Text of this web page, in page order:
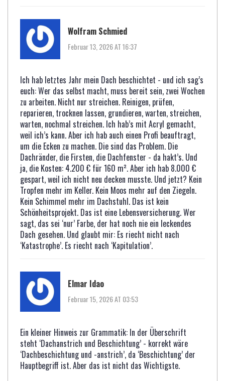
Wolfram Schmied
Februar 13, 2026 AT 16:37
Ich hab letztes Jahr mein Dach beschichtet - und ich sag’s
euch: Wer das selbst macht, muss bereit sein, zwei Wochen
zu arbeiten. Nicht nur streichen. Reinigen, prüfen,
reparieren, trocknen lassen, grundieren, warten, streichen,
warten, nochmal streichen. Ich hab’s mit Acryl gemacht,
weil ich’s kann. Aber ich hab auch einen Profi beauftragt,
um die Ecken zu machen. Die sind das Problem. Die
Dachränder, die Firsten, die Dachfenster - da hakt’s. Und
ja, die Kosten: 4.200 € für 160 m². Aber ich hab 8.000 €
gespart, weil ich nicht neu decken musste. Und jetzt? Kein
Tropfen mehr im Keller. Kein Moos mehr auf den Ziegeln.
Kein Schimmel mehr im Dachstuhl. Das ist kein
Schönheitsprojekt. Das ist eine Lebensversicherung. Wer
sagt, das sei ‘nur’ Farbe, der hat noch nie ein leckendes
Dach gesehen. Und glaubt mir: Es riecht nicht nach
‘Katastrophe’. Es riecht nach ‘Kapitulation’.
Elmar Idao
Februar 15, 2026 AT 03:53
Ein kleiner Hinweis zur Grammatik: In der Überschrift
steht ‘Dachanstrich und Beschichtung’ - korrekt wäre
‘Dachbeschichtung und -anstrich’, da ‘Beschichtung’ der
Hauptbegriff ist. Aber das ist nicht das Wichtigste.